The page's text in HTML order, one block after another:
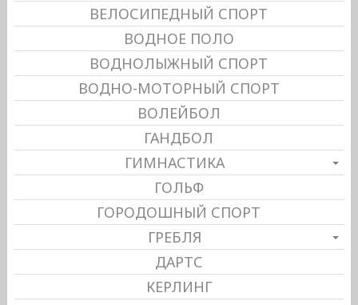
ВЕЛОСИПЕДНЫЙ СПОРТ
ВОДНОЕ ПОЛО
ВОДНОЛЫЖНЫЙ СПОРТ
ВОДНО-МОТОРНЫЙ СПОРТ
ВОЛЕЙБОЛ
ГАНДБОЛ
ГИМНАСТИКА
ГОЛЬФ
ГОРОДОШНЫЙ СПОРТ
ГРЕБЛЯ
ДАРТС
КЕРЛИНГ